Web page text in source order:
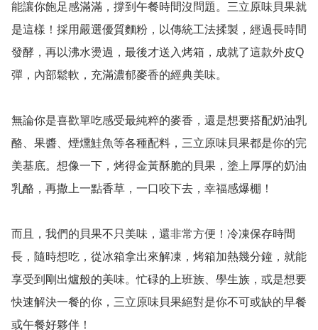
能讓你飽足感滿滿，撐到午餐時間沒問題。三立原味貝果就
是這樣！採用嚴選優質麵粉，以傳統工法揉製，經過長時間
發酵，再以沸水燙過，最後才送入烤箱，成就了這款外皮Q
彈，內部鬆軟，充滿濃郁麥香的經典美味。
無論你是喜歡單吃感受最純粹的麥香，還是想要搭配奶油乳
酪、果醬、煙燻鮭魚等各種配料，三立原味貝果都是你的完
美基底。想像一下，烤得金黃酥脆的貝果，塗上厚厚的奶油
乳酪，再撒上一點香草，一口咬下去，幸福感爆棚！
而且，我們的貝果不只美味，還非常方便！冷凍保存時間
長，隨時想吃，從冰箱拿出來解凍，烤箱加熱幾分鐘，就能
享受到剛出爐般的美味。忙碌的上班族、學生族，或是想要
快速解決一餐的你，三立原味貝果絕對是你不可或缺的早餐
或午餐好夥伴！